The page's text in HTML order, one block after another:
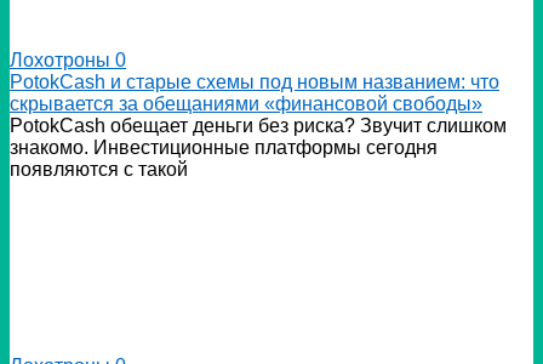
Лохотроны 0
PotokCash и старые схемы под новым названием: что
скрывается за обещаниями «финансовой свободы»
PotokCash обещает деньги без риска? Звучит слишком
знакомо. Инвестиционные платформы сегодня
появляются с такой